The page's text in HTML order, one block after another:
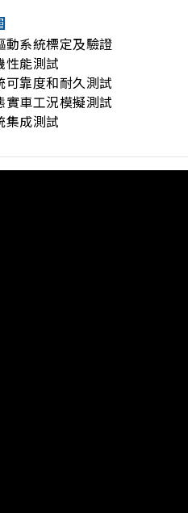
動系統標定及驗證
性能測試
可靠度和耐久測試
實車工況模擬測試
集成測試